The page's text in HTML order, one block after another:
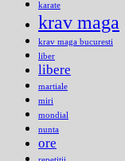
karate
krav maga
krav maga bucuresti
liber
libere
martiale
miri
mondial
nunta
ore